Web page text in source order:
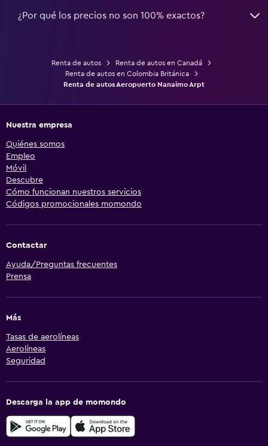
¿Por qué los precios no son 100% exactos?
Renta de autos
Renta de autos en Canadá
Renta de autos en Colombia Británica
Renta de autos Aeropuerto Nanaimo Arpt
Nuestra empresa
Quiénes somos
Empleo
Móvil
Descubre
Cómo funcionan nuestros servicios
Códigos promocionales momondo
Contactar
Ayuda/Preguntas frecuentes
Prensa
Más
Tasas de aerolíneas
Aerolíneas
Seguridad
Descarga la app de momondo